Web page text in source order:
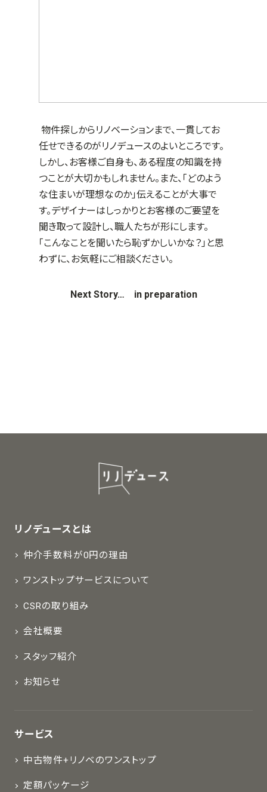
物件探しからリノベーションまで、一貫してお
任せできるのがリノデュースのよいところです。
しかし、お客様ご自身も、ある程度の知識を持
つことが大切かもしれません。また、「どのよう
な住まいが理想なのか」伝えることが大事で
す。デザイナーはしっかりとお客様のご要望を
聞き取って設計し、職人たちが形にします。
「こんなことを聞いたら恥ずかしいかな？」と思
わずに、お気軽にご相談ください。
Next Story… in preparation
リノデュースとは
仲介手数料が0円の理由
ワンストップサービスについて
CSRの取り組み
会社概要
スタッフ紹介
お知らせ
サービス
中古物件+リノベのワンストップ
定額パッケージ